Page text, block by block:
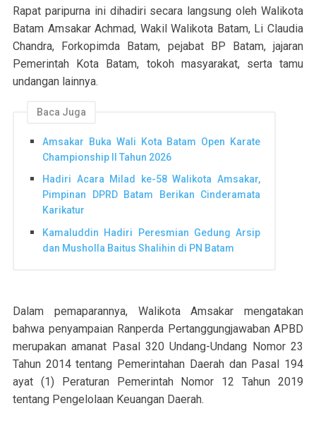
Rapat paripurna ini dihadiri secara langsung oleh Walikota
Batam Amsakar Achmad, Wakil Walikota Batam, Li Claudia
Chandra, Forkopimda Batam, pejabat BP Batam, jajaran
Pemerintah Kota Batam, tokoh masyarakat, serta tamu
undangan lainnya.
Baca Juga
Amsakar Buka Wali Kota Batam Open Karate
Championship II Tahun 2026
Hadiri Acara Milad ke-58 Walikota Amsakar,
Pimpinan DPRD Batam Berikan Cinderamata
Karikatur
Kamaluddin Hadiri Peresmian Gedung Arsip
dan Musholla Baitus Shalihin di PN Batam
Dalam pemaparannya, Walikota Amsakar mengatakan
bahwa penyampaian Ranperda Pertanggungjawaban APBD
merupakan amanat Pasal 320 Undang-Undang Nomor 23
Tahun 2014 tentang Pemerintahan Daerah dan Pasal 194
ayat (1) Peraturan Pemerintah Nomor 12 Tahun 2019
tentang Pengelolaan Keuangan Daerah.